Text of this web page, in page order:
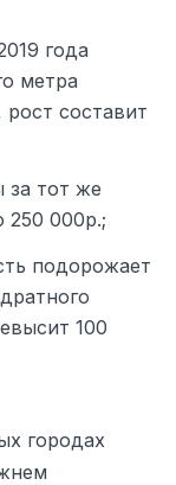
года
метра
составит
за тот же
000р.;
подорожает
100
городах